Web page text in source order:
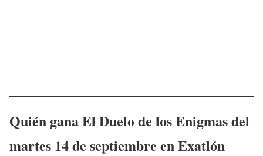
Quién gana El Duelo de los Enigmasdel
martes 14 de septiembre en Exatlón